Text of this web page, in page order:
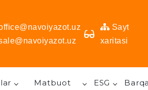
Sayt
xaritasi
Matbuot
ESG